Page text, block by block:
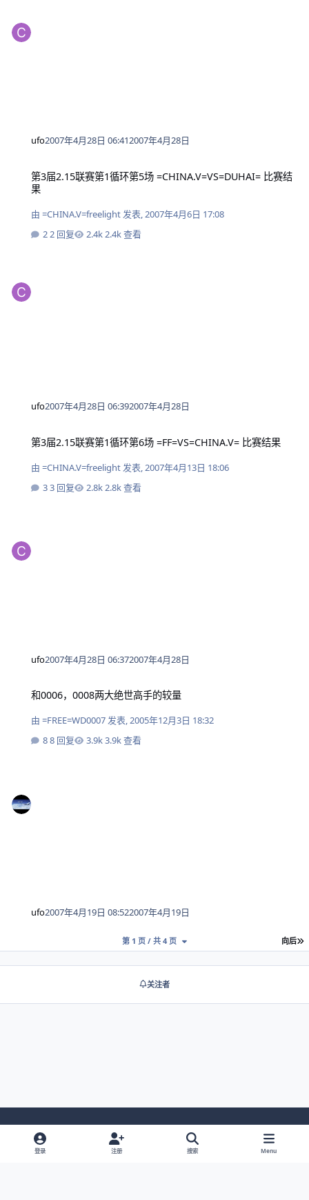
ufo2007年4月28日 06:412007年4月28日
第3届2.15联赛第1循环第5场 =CHINA.V=VS=DUHAI= 比赛结
果
由 =CHINA.V=freelight发表,2007年4月6日 17:08
2 回复
2.4k 查看
ufo2007年4月28日 06:392007年4月28日
第3届2.15联赛第1循环第6场 =FF=VS=CHINA.V= 比赛结果
由 =CHINA.V=freelight发表,2007年4月13日 18:06
3 回复
2.8k 查看
ufo2007年4月28日 06:372007年4月28日
和0006，0008两大绝世高手的较量
由 =FREE=WD0007发表,2005年12月3日 18:32
8 回复
3.9k 查看
ufo2007年4月19日 08:522007年4月19日
向后
第 1 页 / 共 4 页
关注者
Light ModeDark ModeSystem Preference
登录 注册 搜索 Menu